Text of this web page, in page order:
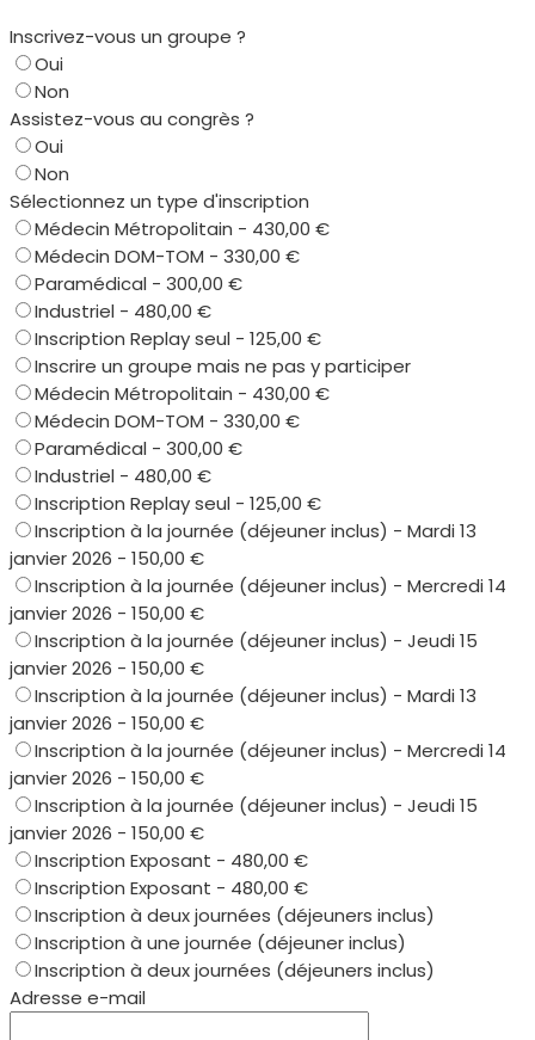
Inscrivez-vous un groupe ?
Oui
Non
Assistez-vous au congrès ?
Oui
Non
Sélectionnez un type d'inscription
Médecin Métropolitain - 430,00 €
Médecin DOM-TOM - 330,00 €
Paramédical - 300,00 €
Industriel - 480,00 €
Inscription Replay seul - 125,00 €
Inscrire un groupe mais ne pas y participer
Médecin Métropolitain - 430,00 €
Médecin DOM-TOM - 330,00 €
Paramédical - 300,00 €
Industriel - 480,00 €
Inscription Replay seul - 125,00 €
Inscription à la journée (déjeuner inclus) - Mardi 13
janvier 2026 - 150,00 €
Inscription à la journée (déjeuner inclus) - Mercredi 14
janvier 2026 - 150,00 €
Inscription à la journée (déjeuner inclus) - Jeudi 15
janvier 2026 - 150,00 €
Inscription à la journée (déjeuner inclus) - Mardi 13
janvier 2026 - 150,00 €
Inscription à la journée (déjeuner inclus) - Mercredi 14
janvier 2026 - 150,00 €
Inscription à la journée (déjeuner inclus) - Jeudi 15
janvier 2026 - 150,00 €
Inscription Exposant - 480,00 €
Inscription Exposant - 480,00 €
Inscription à deux journées (déjeuners inclus)
Inscription à une journée (déjeuner inclus)
Inscription à deux journées (déjeuners inclus)
Adresse e-mail